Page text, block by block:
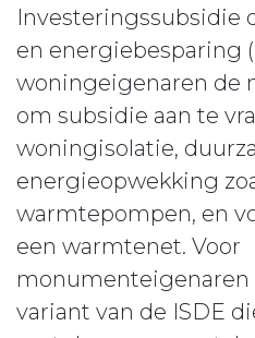
Investeringssubsidie
en energiebesparing
woningeigenaren de
om subsidie aan te
woningisolatie,
energieopwekking
warmtepompen, en
een warmtenet. Voor
monumenteigenaren
variant van de ISDE